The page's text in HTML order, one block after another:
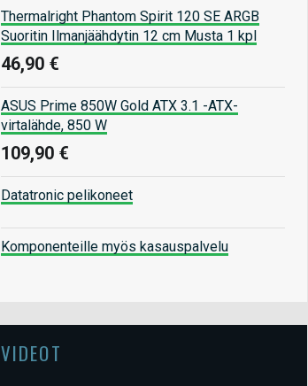
Thermalright Phantom Spirit 120 SE ARGB
Suoritin Ilmanjäähdytin 12 cm Musta 1 kpl
46,90 €
ASUS Prime 850W Gold ATX 3.1 -ATX-
virtalähde, 850 W
109,90 €
Datatronic pelikoneet
Komponenteille myös kasauspalvelu
VIDEOT